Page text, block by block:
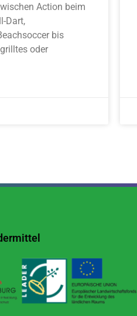
Action beim
Dart,
bis
oder